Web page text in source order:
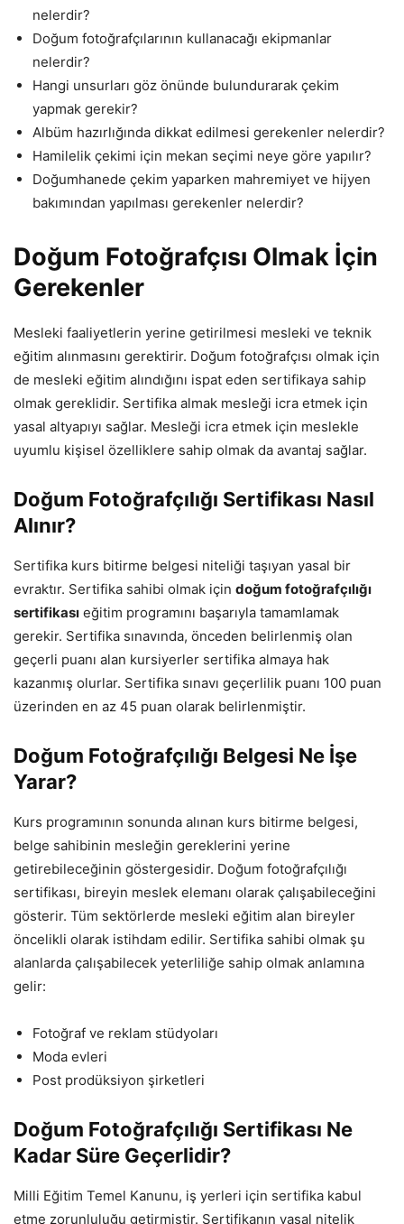
nelerdir?
Doğum fotoğrafçılarının kullanacağı ekipmanlar
nelerdir?
Hangi unsurları göz önünde bulundurarak çekim
yapmak gerekir?
Albüm hazırlığında dikkat edilmesi gerekenler nelerdir?
Hamilelik çekimi için mekan seçimi neye göre yapılır?
Doğumhanede çekim yaparken mahremiyet ve hijyen
bakımından yapılması gerekenler nelerdir?
Doğum Fotoğrafçısı Olmak İçin
Gerekenler
Mesleki faaliyetlerin yerine getirilmesi mesleki ve teknik
eğitim alınmasını gerektirir. Doğum fotoğrafçısı olmak için
de mesleki eğitim alındığını ispat eden sertifikaya sahip
olmak gereklidir. Sertifika almak mesleği icra etmek için
yasal altyapıyı sağlar. Mesleği icra etmek için meslekle
uyumlu kişisel özelliklere sahip olmak da avantaj sağlar.
Doğum Fotoğrafçılığı Sertifikası Nasıl
Alınır?
Sertifika kurs bitirme belgesi niteliği taşıyan yasal bir
evraktır. Sertifika sahibi olmak için doğum fotoğrafçılığı
sertifikası eğitim programını başarıyla tamamlamak
gerekir. Sertifika sınavında, önceden belirlenmiş olan
geçerli puanı alan kursiyerler sertifika almaya hak
kazanmış olurlar. Sertifika sınavı geçerlilik puanı 100 puan
üzerinden en az 45 puan olarak belirlenmiştir.
Doğum Fotoğrafçılığı Belgesi Ne İşe
Yarar?
Kurs programının sonunda alınan kurs bitirme belgesi,
belge sahibinin mesleğin gereklerini yerine
getirebileceğinin göstergesidir. Doğum fotoğrafçılığı
sertifikası, bireyin meslek elemanı olarak çalışabileceğini
gösterir. Tüm sektörlerde mesleki eğitim alan bireyler
öncelikli olarak istihdam edilir. Sertifika sahibi olmak şu
alanlarda çalışabilecek yeterliliğe sahip olmak anlamına
gelir:
Fotoğraf ve reklam stüdyoları
Moda evleri
Post prodüksiyon şirketleri
Doğum Fotoğrafçılığı Sertifikası Ne
Kadar Süre Geçerlidir?
Milli Eğitim Temel Kanunu, iş yerleri için sertifika kabul
etme zorunluluğu getirmiştir. Sertifikanın yasal nitelik